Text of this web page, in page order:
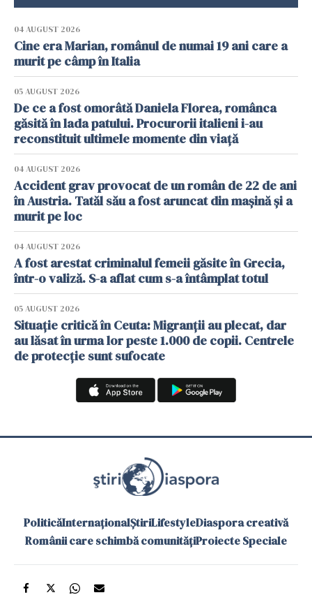
04 AUGUST 2026
Cine era Marian, românul de numai 19 ani care a
murit pe câmp în Italia
05 AUGUST 2026
De ce a fost omorâtă Daniela Florea, românca
găsită în lada patului. Procurorii italieni i-au
reconstituit ultimele momente din viață
04 AUGUST 2026
Accident grav provocat de un român de 22 de ani
în Austria. Tatăl său a fost aruncat din mașină și a
murit pe loc
04 AUGUST 2026
A fost arestat criminalul femeii găsite în Grecia,
într-o valiză. S-a aflat cum s-a întâmplat totul
05 AUGUST 2026
Situație critică în Ceuta: Migranții au plecat, dar
au lăsat în urma lor peste 1.000 de copii. Centrele
de protecție sunt sufocate
PoliticăInternaționalȘtiriLifestyleDiaspora creativă
Românii care schimbă comunitățiProiecte Speciale